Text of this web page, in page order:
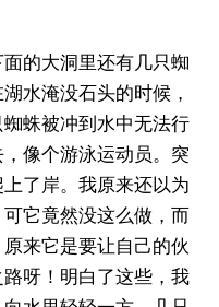
的大洞里还有几只蜘
水淹没石头的时候，
蛛被冲到水中无法行
像个游泳运动员。突
了岸。我原来还以为
它竟然没这么做，而
来它是要让自己的伙
呀！明白了这些，我